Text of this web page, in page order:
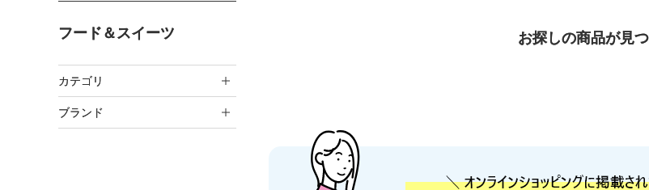
フード＆スイーツ
カテゴリ
ブランド
お探しの商品が見